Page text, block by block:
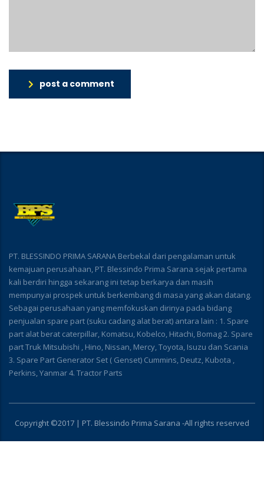
post a comment
PT. BLESSINDO PRIMA SARANA Berbekal dari pengalaman untuk
kemajuan perusahaan, PT. Blessindo Prima Sarana sejak pertama
kali berdiri hingga sekarang ini tetap berkarya dan masih
mempunyai prospek untuk berkembang di masa yang akan datang.
Sebagai perusahaan yang memfokuskan dirinya pada bidang
penjualan spare part (suku cadang alat berat) antara lain : 1. Spare
part alat berat caterpillar, Komatsu, Kobelco, Hitachi, Bomag 2. Spare
part Truk Mitsubishi , Hino, Nissan, Mercy, Toyota, Isuzu dan Scania
3. Spare Part Generator Set ( Genset) Cummins, Deutz, Kubota ,
Perkins, Yanmar 4. Tractor Parts
Copyright ©2017 | PT. Blessindo Prima Sarana -All rights reserved